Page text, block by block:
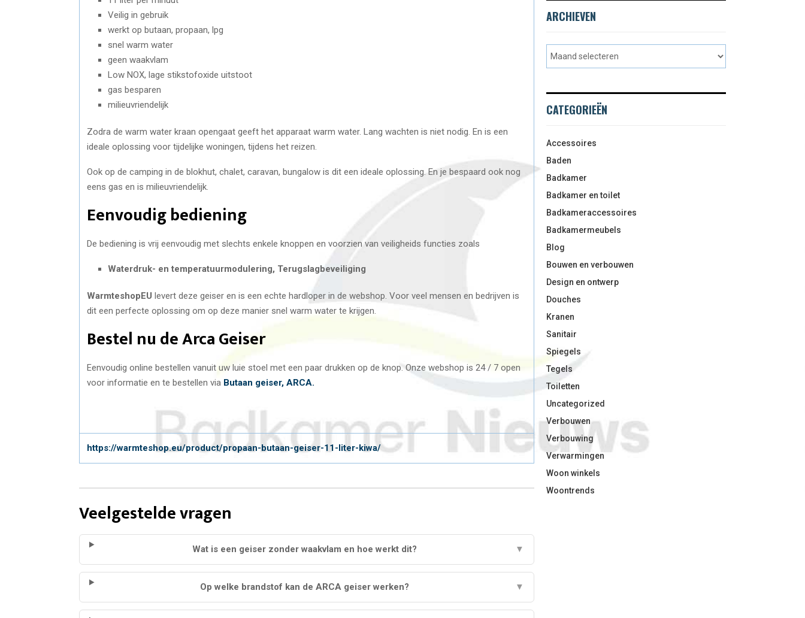
Veilig in gebruik
werkt op butaan, propaan, lpg
snel warm water
geen waakvlam
Low NOX, lage stikstofoxide uitstoot
gas besparen
milieuvriendelijk
Zodra de warm water kraan opengaat geeft het apparaat warm water. Lang wachten is niet nodig. En is een
ideale oplossing voor tijdelijke woningen, tijdens het reizen.
Ook op de camping in de blokhut, chalet, caravan, bungalow is dit een ideale oplossing. En je bespaard ook nog
eens gas en is milieuvriendelijk.
Eenvoudig bediening
De bediening is vrij eenvoudig met slechts enkele knoppen en voorzien van veiligheids functies zoals
Waterdruk- en temperatuurmodulering, Terugslagbeveiliging
WarmteshopEU levert deze geiser en is een echte hardloper in de webshop. Voor veel mensen en bedrijven is
dit een perfecte oplossing om op deze manier snel warm water te krijgen.
Bestel nu de Arca Geiser
Eenvoudig online bestellen vanuit uw luie stoel met een paar drukken op de knop. Onze webshop is 24 / 7 open
voor informatie en te bestellen via Butaan geiser, ARCA.
https://warmteshop.eu/product/propaan-butaan-geiser-11-liter-kiwa/
Veelgestelde vragen
Wat is een geiser zonder waakvlam en hoe werkt dit? ▼
Op welke brandstof kan de ARCA geiser werken? ▼
ARCHIEVEN
CATEGORIEËN
Accessoires
Baden
Badkamer
Badkamer en toilet
Badkameraccessoires
Badkamermeubels
Blog
Bouwen en verbouwen
Design en ontwerp
Douches
Kranen
Sanitair
Spiegels
Tegels
Toiletten
Uncategorized
Verbouwen
Verbouwing
Verwarmingen
Woon winkels
Woontrends